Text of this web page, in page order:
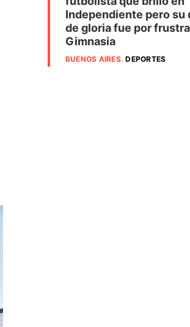
Independiente pero su
de gloria fue por
Gimnasia
BUENOS AIRES.DEPORTES